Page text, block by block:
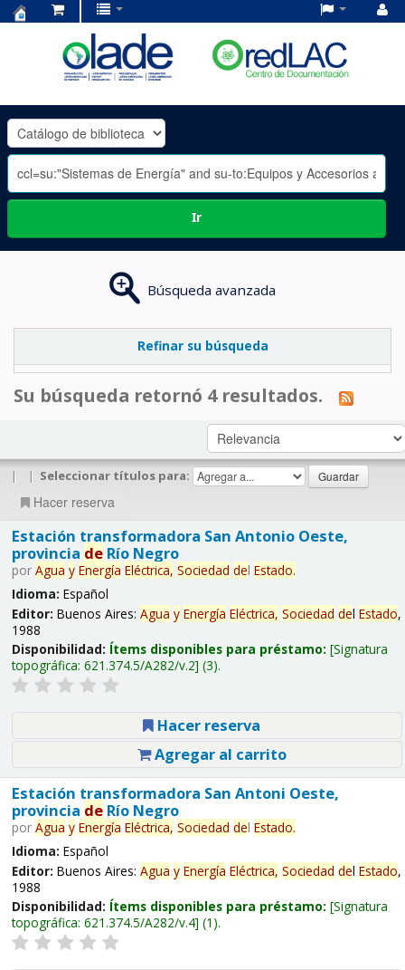
OLADE
-
Ir
Búsqueda avanzada
Refinar su búsqueda
Su búsqueda retornó 4 resultados.
| | Seleccionar títulos para:
Hacer reserva
Estación transformadora San Antonio Oeste,
provincia deRío Negro
por Agua y Energía Eléctrica, Sociedad del Estado.
Idioma: Español
Editor: Buenos Aires: Agua y Energía Eléctrica, Sociedad del Estado,
1988
Disponibilidad: Ítems disponibles para préstamo: Signatura
topográfica: 621.374.5/A282/v.2 (3).
Hacer reserva
Agregar al carrito
Estación transformadora San Antoni Oeste,
provincia deRío Negro
por Agua y Energía Eléctrica, Sociedad del Estado.
Idioma: Español
Editor: Buenos Aires: Agua y Energía Eléctrica, Sociedad del Estado,
1988
Disponibilidad: Ítems disponibles para préstamo: Signatura
topográfica: 621.374.5/A282/v.4 (1).